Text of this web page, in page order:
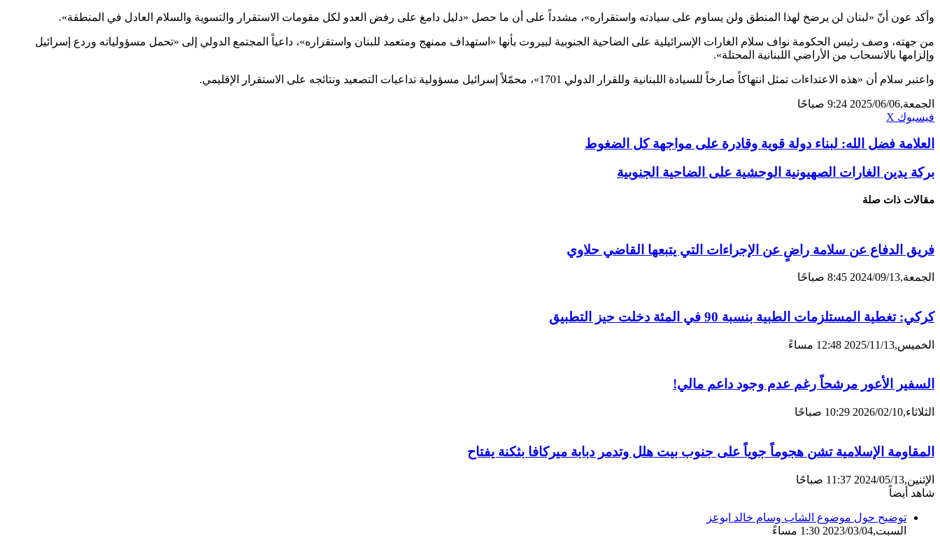
وأكد عون أنّ «لبنان لن يرضخ لهذا المنطق ولن يساوم على سيادته واستقراره»، مشدداً على أن ما حصل «دليل دامغ على رفض العدو لكل مقومات الاستقرار والتسوية والسلام العادل في المنطقة».
من جهته، وصف رئيس الحكومة نواف سلام الغارات الإسرائيلية على الضاحية الجنوبية لبيروت بأنها «استهداف ممنهج ومتعمد للبنان واستقراره»، داعياً المجتمع الدولي إلى «تحمل مسؤولياته وردع إسرائيل
وإلزامها بالانسحاب من الأراضي اللبنانية المحتلة».
واعتبر سلام أن «هذه الاعتداءات تمثل انتهاكاً صارخاً للسيادة اللبنانية وللقرار الدولي 1701»، محمّلاً إسرائيل مسؤولية تداعيات التصعيد ونتائجه على الاستقرار الإقليمي.
الجمعة,2025/06/06 9:24 صباحًا
فيسبوك X
العلامة فضل الله: لبناء دولة قوية وقادرة على مواجهة كل الضغوط
بركة يدين الغارات الصهيونية الوحشية على الضاحية الجنوبية
مقالات ذات صلة
فريق الدفاع عن سلامة راضٍ عن الإجراءات التي يتبعها القاضي حلاوي
الجمعة,2024/09/13 8:45 صباحًا
كركي: تغطية المستلزمات الطبية بنسبة 90 في المئة دخلت حيز التطبيق
الخميس,2025/11/13 12:48 مساءً
السفير الأعور مرشحاً رغم عدم وجود داعم مالي!
الثلاثاء,2026/02/10 10:29 صباحًا
المقاومة الإسلامية تشن هجوماً جوياً ‏على جنوب بيت هلل وتدمر دبابة ميركافا بثكنة يفتاح
الإثنين,2024/05/13 11:37 صباحًا
شاهد أيضاً
توضيح حول موضوع الشاب وسام خالد ابوعز
السبت,2023/03/04 1:30 مساءً